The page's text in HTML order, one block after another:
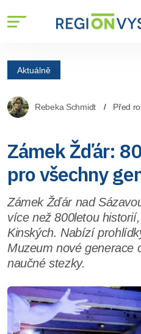
Aktuálně
Rebeka Schmidt Před
Zámek Žďár:
pro všechny
Zámek Žďár nad
více než 800letou
Kinských. Nabízí
Muzeum nové generace
naučné stezky.